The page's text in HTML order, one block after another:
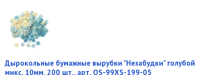
Дырокольные бумажные вырубки "Незабудки" голубой
микс, 10мм, 200 шт., арт. QS-99XS-199-05